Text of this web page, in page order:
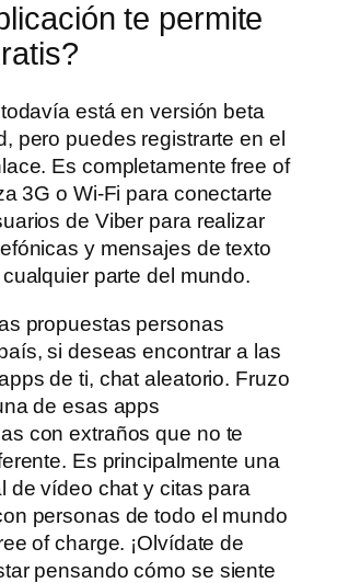
te permite
está en versión beta
pero puedes registrarte en el
Es completamente free of
3G o Wi-Fi para conectarte
de Viber para realizar
y mensajes de texto
parte del mundo.
propuestas personas
si deseas encontrar a las
de ti, chat aleatorio. Fruzo
de esas apps
con extraños que no te
Es principalmente una
de vídeo chat y citas para
personas de todo el mundo
of charge. ¡Olvídate de
pensando cómo se siente